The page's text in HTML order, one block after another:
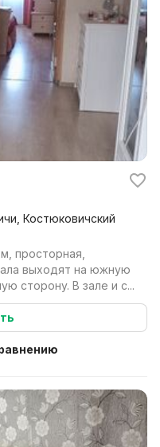
Костюковичский
просторная,
выходят на южную
сторону. В зале и с...